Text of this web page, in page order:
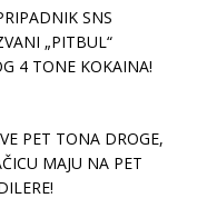
SNS
„PITBUL“
4 TONE KOKAINA!
PET TONA DROGE,
MAJU NA PET